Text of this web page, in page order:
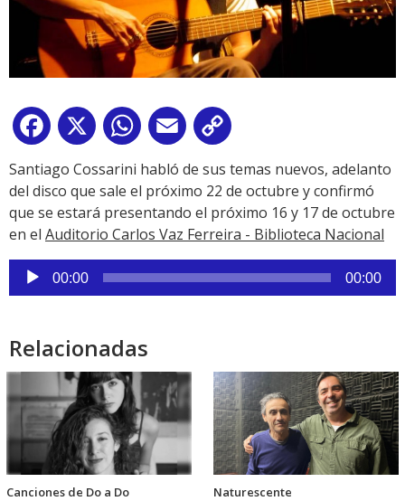
Facebook
X WhatsApp
Email
Link
Santiago Cossarini habló de sus temas nuevos, adelanto
del disco que sale el próximo 22 de octubre y confirmó
que se estará presentando el próximo 16 y 17 de octubre
en el Auditorio Carlos Vaz Ferreira - Biblioteca Nacional
Reproductor
de
00:00 00:00
Relacionadas
Canciones de Do a Do Naturescente